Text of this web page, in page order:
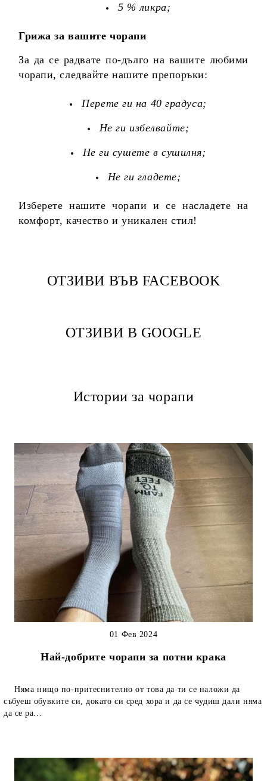
5 % ликра;
Грижа за вашите чорапи
За да се радвате по-дълго на вашите любими
чорапи, следвайте нашите препоръки:
Перете ги на 40 градуса;
Не ги избелвайте;
Не ги сушете в сушилня;
Не ги гладете;
Изберете нашите чорапи и се насладете на
комфорт, качество и уникален стил!
ОТЗИВИ ВЪВ FACEBOOK
ОТЗИВИ В GOOGLE
Истории за чорапи
Най-добрите чорапи за потни крака
01 Фев 2024
Няма нищо по-притеснително от това да ти се наложи да
събуеш обувките си, докато си сред хора и да се чудиш дали няма
да се ра...